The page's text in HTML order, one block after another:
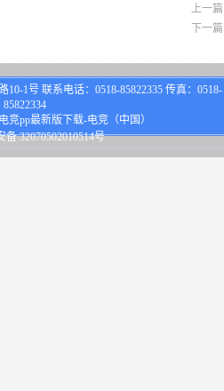
上一
下一
1号 联系电话：0518-85822335 传真：0518-
85822334
竞pp最新版下载-电竞（中国）
备 32070502010514号